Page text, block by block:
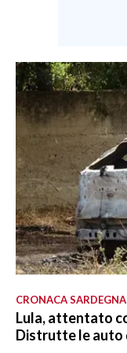
CRONACA SARDEGNA
Lula, attentato
Distrutte le auto